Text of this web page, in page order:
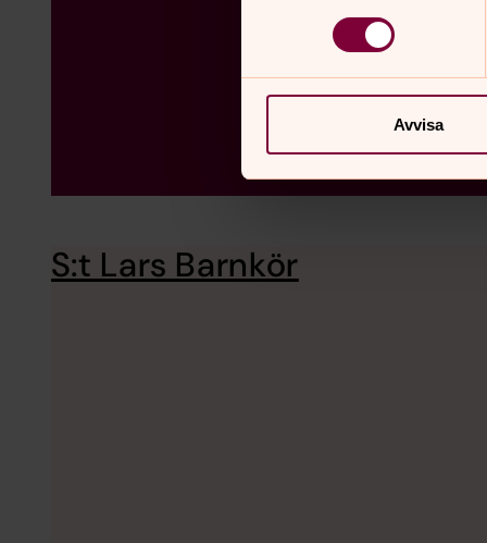
Avvisa
S:t Lars Barnkör